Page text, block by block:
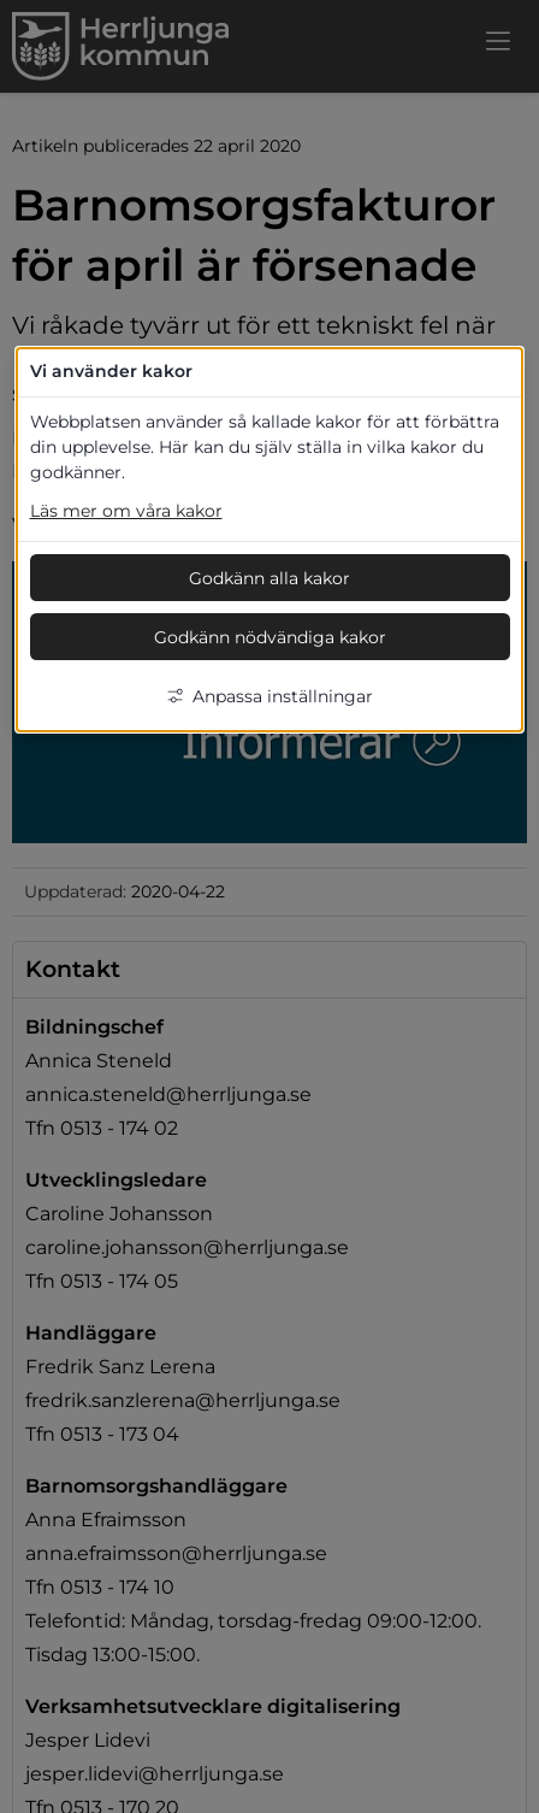
Artikeln publicerades 22 april 2020
Barnomsorgsfakturor
för april är försenade
Vi råkade tyvärr ut för ett tekniskt fel när
barnomsorgsfakturorna för april skulle
skickas ut.
Detta är nu åtgärdat och fakturorna är på väg ut.
Förfallodatum är 30 april.
Vi beklagar denna försening.
Uppdaterad: 2020-04-22
Kontakt
Bildningschef
Annica Steneld
annica.steneld@herrljunga.se
Tfn 0513 - 174 02
Utvecklingsledare
Caroline Johansson
caroline.johansson@herrljunga.se
Tfn 0513 - 174 05
Handläggare
Fredrik Sanz Lerena
fredrik.sanzlerena@herrljunga.se
Tfn 0513 - 173 04
Barnomsorgshandläggare
Anna Efraimsson
anna.efraimsson@herrljunga.se
Tfn 0513 - 174 10
Telefontid: Måndag, torsdag-fredag 09:00-12:00.
Tisdag 13:00-15:00.
Verksamhetsutvecklare digitalisering
Jesper Lidevi
jesper.lidevi@herrljunga.se
Tfn 0513 - 170 20
Vi använder kakor
Webbplatsen använder så kallade kakor för att förbättra
din upplevelse. Här kan du själv ställa in vilka kakor du
godkänner.
Läs mer om våra kakor
Godkänn alla kakor
Godkänn nödvändiga kakor
Anpassa inställningar